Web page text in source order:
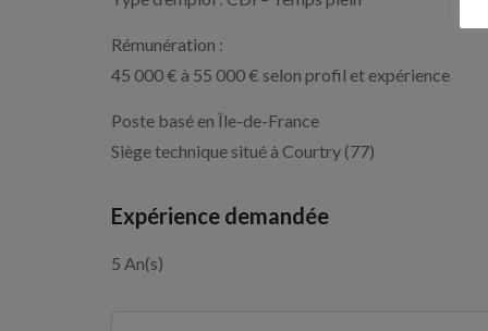
Rémunération :
45 000 € à 55 000 € selon profil et expérience
Poste basé en Île-de-France
Siège technique situé à Courtry (77)
Expérience demandée
5 An(s)